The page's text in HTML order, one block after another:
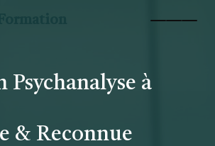
Psychanalyse à
& Reconnue